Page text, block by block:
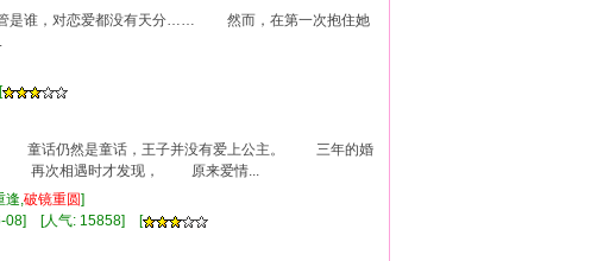
谁，对恋爱都没有天分…… 然而，在第一次抱住她
童话仍然是童话，王子并没有爱上公主。 三年的婚
再次相遇时才发现， 原来爱情...
逢,破镜重圆]
08] [人气: 15858] [